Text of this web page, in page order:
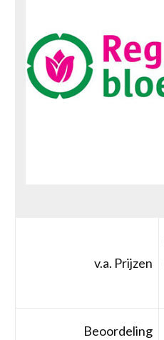
v.a. Prijzen
Beoordeling